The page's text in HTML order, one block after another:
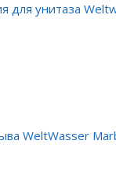
для унитаза
WeltWasser